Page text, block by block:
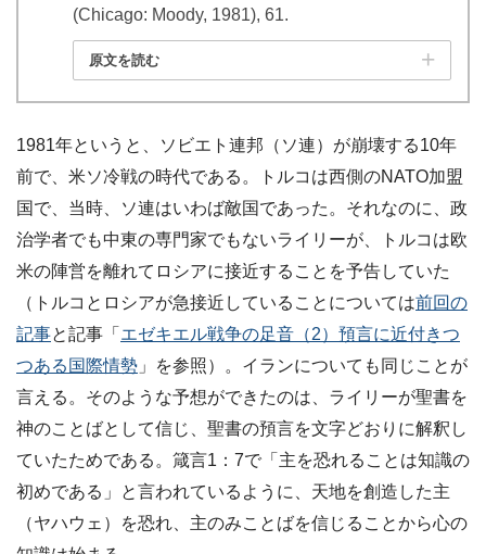
(Chicago: Moody, 1981), 61.
原文を読む
1981年というと、ソビエト連邦（ソ連）が崩壊する10年
前で、米ソ冷戦の時代である。トルコは西側のNATO加盟
国で、当時、ソ連はいわば敵国であった。それなのに、政
治学者でも中東の専門家でもないライリーが、トルコは欧
米の陣営を離れてロシアに接近することを予告していた
（トルコとロシアが急接近していることについては前回の
記事と記事「 エゼキエル戦争の足音（2）預言に近付きつ
つある国際情勢 」を参照）。イランについても同じことが
言える。そのような予想ができたのは、ライリーが聖書を
神のことばとして信じ、聖書の預言を文字どおりに解釈し
ていたためである。箴言1：7で「主を恐れることは知識の
初めである」と言われているように、天地を創造した主
（ヤハウェ）を恐れ、主のみことばを信じることから心の